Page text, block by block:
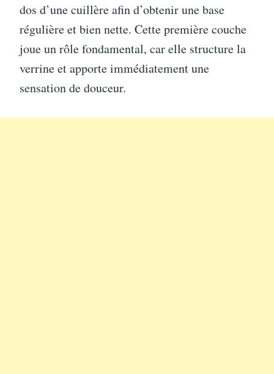
dos d’une cuillère afin d’obtenir une base
régulière et bien nette. Cette première couche
joue un rôle fondamental, car elle structure la
verrine et apporte immédiatement une
sensation de douceur.